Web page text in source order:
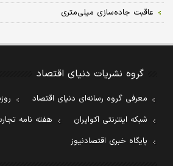
عاقبت جاده‌سازی میلی‌متری
گروه نشریات دنیای اقتصاد
معرفی گروه رسانه‌ای دنیای اقتصاد
شبکه اینترنتی اکوایران
هفته نامه
پایگاه خبری اقتصادنیوز